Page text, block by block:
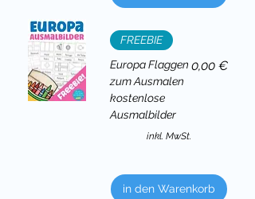
FREEBIE
Europa Flaggen
zum Ausmalen
kostenlose
Ausmalbilder
Preis
0,00 €
inkl. MwSt.
in den Warenkorb